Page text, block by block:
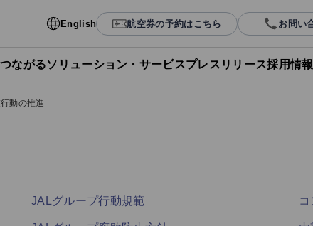
English 航空券の予約はこちら お問い
ながるソリューション・サービスプレスリリース採用情報
動の推進
JALグループ行動規範